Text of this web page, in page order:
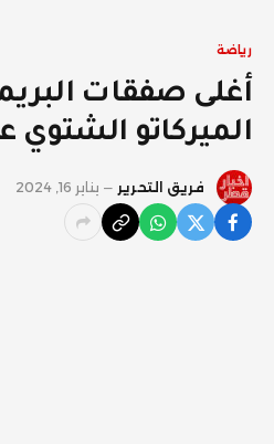
رياضة
أغلى صفقات
الميركاتو الشتوي عام
فريق التحرير يناير 16, 2024